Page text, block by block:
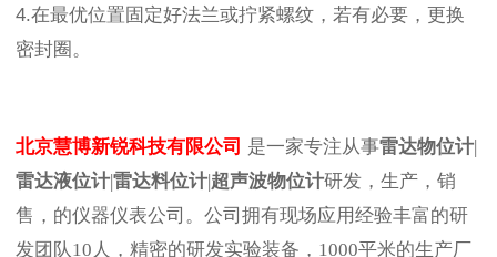
4.在最优位置固定好法兰或拧紧螺纹，若有必要，更换
密封圈。
北京慧博新锐科技有限公司 是一家专注从事雷达物位计
雷达液位计雷达料位计 超声波物位计研发，生产，销
售，的仪器仪表公司。公司拥有现场应用经验丰富的研
发团队10人，精密的研发实验装备，1000平米的生产厂